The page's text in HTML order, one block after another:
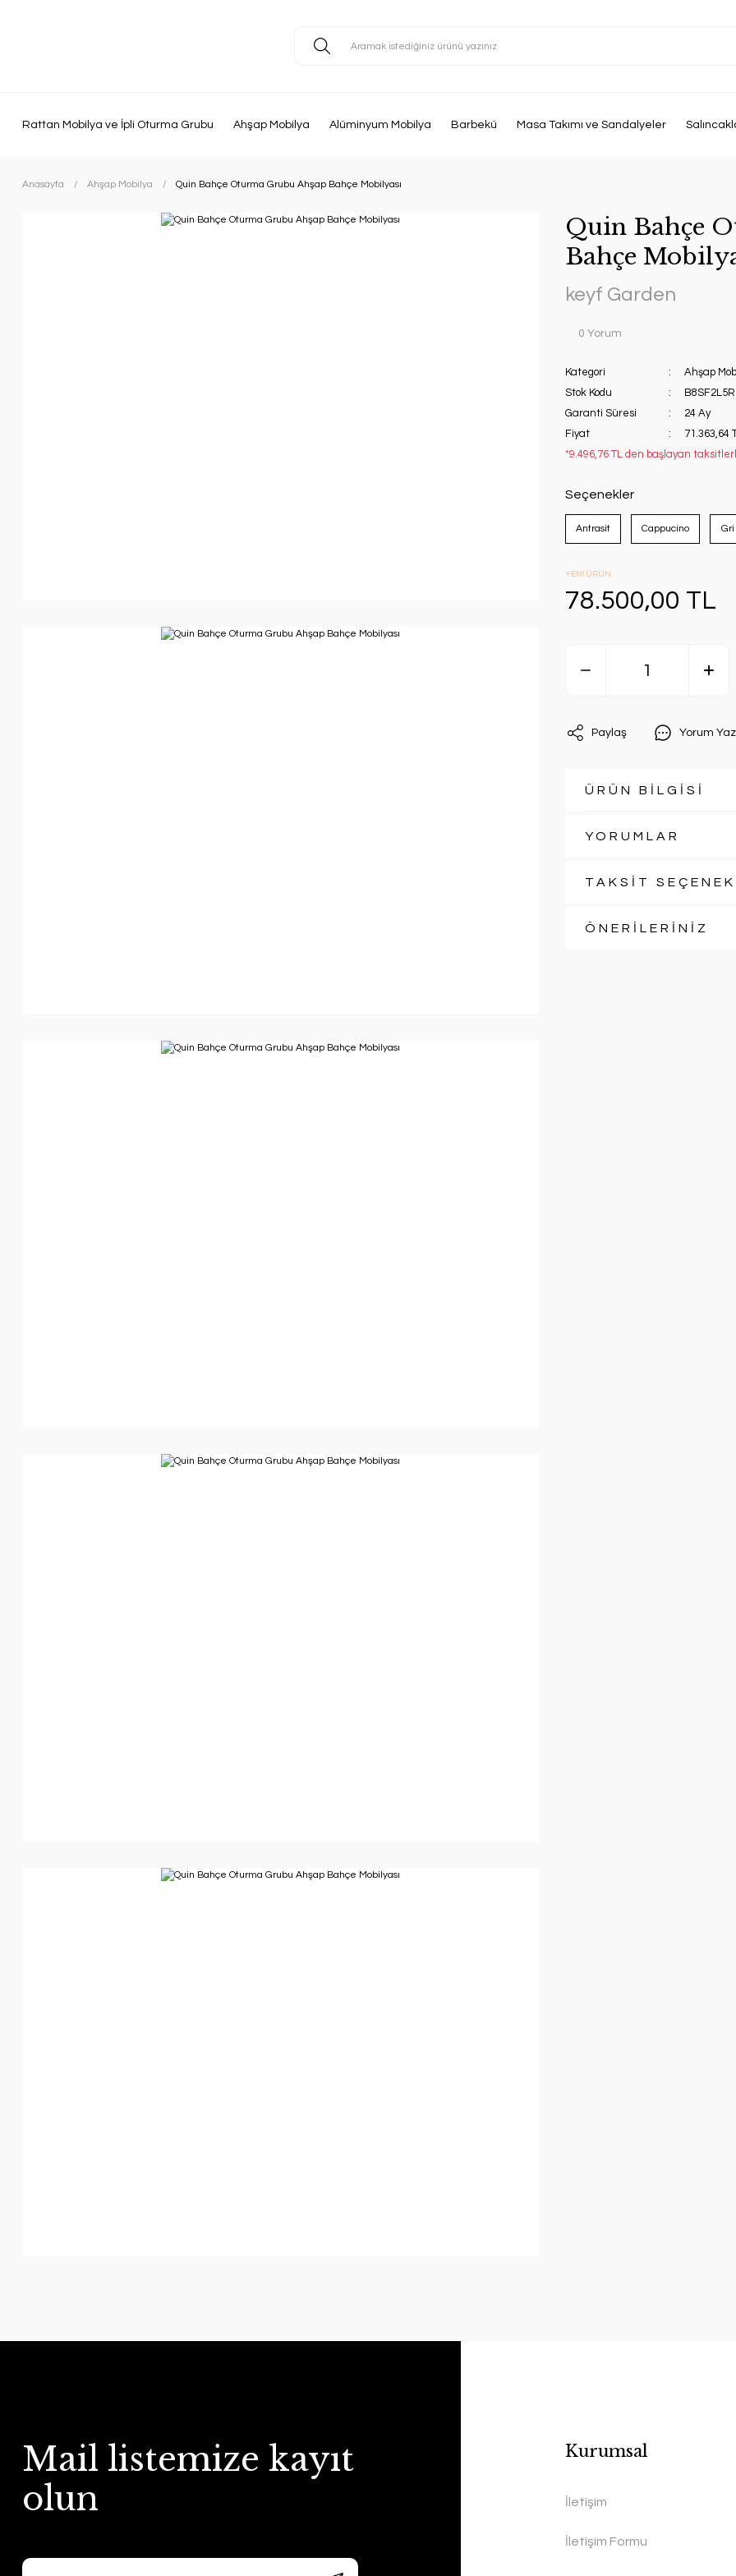
Rattan Mobilya ve İpli Oturma Grubu Ahşap Mobilya Alüminyum Mobilya Barbekü Masa Takımı ve Sandalyeler
Anasayfa Ahşap Mobilya Quin Bahçe Oturma Grubu Ahşap Bahçe Mobilyası
Quin Bahçe
Bahçe
keyf Garden
0 Yorum
Kategori
Ahşap
Stok Kodu
Garanti Süresi
24 Ay
Fiyat
71.363,64
*9.496,76 TL den başlayan
Seçenekler
Antrasit Cappucino Gri
YENİ ÜRÜN
78.500,00 TL
Paylaş Yorum Yaz
ÜRÜN BİLGİSİ
YORUMLAR
TAKSİT
ÖNERİLERİNİZ
Mail listemize kayıt
olun
Kurumsal
İletişim
İletişim Formu